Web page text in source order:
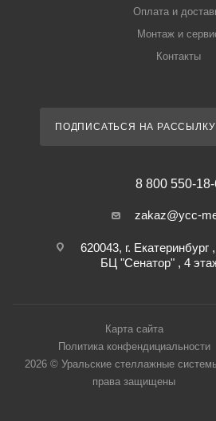
Оплата и
Монтаж и
Контакты
ПОДПИСАТЬСЯ НА РАССЫЛКУ
8 800 550-
zakaz@ycc-
620043, г. Екатеринбург
БЦ "Сенатор" , 4
Карта сайта
Политика конфендициальности
2026 © Уральские стеллажные
права защищены